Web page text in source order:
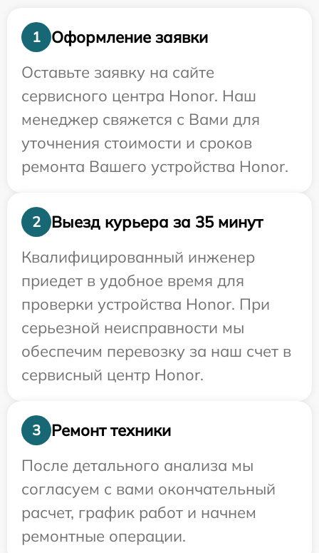
1
Оформление заявки
Оставьте заявку на сайте
сервисного центра Honor. Наш
менеджер свяжется с Вами для
уточнения стоимости и сроков
ремонта Вашего устройства Honor.
2
Выезд курьера за 35 минут
Квалифицированный инженер
приедет в удобное время для
проверки устройства Honor. При
серьезной неисправности мы
обеспечим перевозку за наш счет в
сервисный центр Honor.
3
Ремонт техники
После детального анализа мы
согласуем с вами окончательный
расчет, график работ и начнем
ремонтные операции.